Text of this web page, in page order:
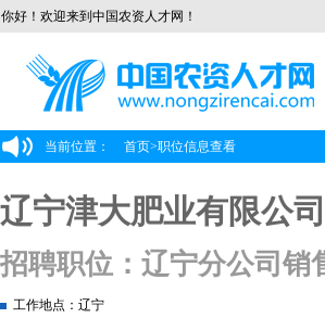
你好！欢迎来到中国农资人才网！
当前位置： 首页>职位信息查看
辽宁津大肥业有限公司
招聘职位：辽宁分公司销
工作地点：辽宁